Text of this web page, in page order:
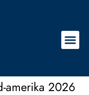
amerika 2026